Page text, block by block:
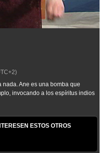
nada. Ane es una bomba que
invocando a los espíritus indios
ESTOS OTROS